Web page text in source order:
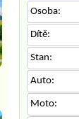
Osoba:
Dítě:
Stan:
Auto:
Moto: